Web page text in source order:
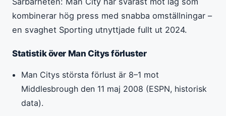
kombinerar hög press med snabba omställningar –
en svaghet Sporting utnyttjade fullt ut 2024.
Statistik över Man Citys förluster
Man Citys största förlust är 8–1 mot
Middlesbrough den 11 maj 2008 (ESPN, historisk
data).